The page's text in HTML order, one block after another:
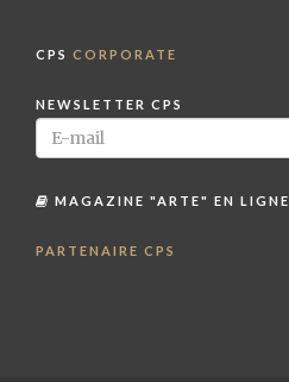
CPS CORPORATE
NEWSLETTER CPS
MAGAZINE "ARTE" EN LIGNE
PARTENAIRE CPS